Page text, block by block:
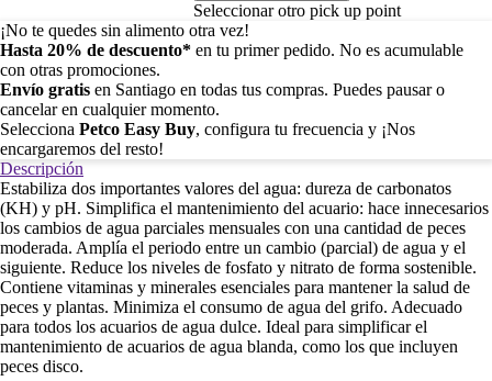
Seleccionar otro pick up point
¡No te quedes sin alimento otra vez!
Hasta 20% de descuento* en tu primer pedido. No es acumulable
con otras promociones.
Envío gratis en Santiago en todas tus compras. Puedes pausar o
cancelar en cualquier momento.
Selecciona Petco Easy Buy, configura tu frecuencia y ¡Nos
encargaremos del resto!
Descripción
Estabiliza dos importantes valores del agua: dureza de carbonatos
(KH) y pH. Simplifica el mantenimiento del acuario: hace innecesarios
los cambios de agua parciales mensuales con una cantidad de peces
moderada. Amplía el periodo entre un cambio (parcial) de agua y el
siguiente. Reduce los niveles de fosfato y nitrato de forma sostenible.
Contiene vitaminas y minerales esenciales para mantener la salud de
peces y plantas. Minimiza el consumo de agua del grifo. Adecuado
para todos los acuarios de agua dulce. Ideal para simplificar el
mantenimiento de acuarios de agua blanda, como los que incluyen
peces disco.